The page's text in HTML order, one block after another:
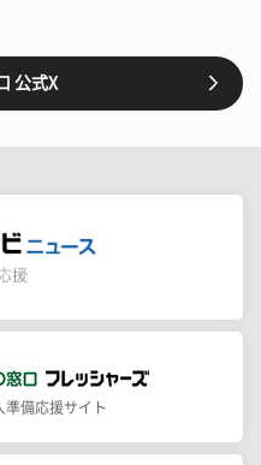
公式X
準備応援サイト